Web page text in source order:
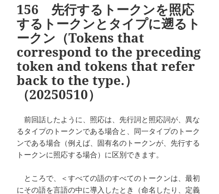
156 先行するトークンを照応
するトークンとタイプに遡るト
ークン（Tokens that
correspond to the preceding
token and tokens that refer
back to the type.）
（20250510）
前回話したように、照応は、先行詞と照応詞が、異な
るタイプのトークンである場合と、同一タイプのトーク
ンである場合（例えば、固有名のトークンが、先行する
トークンに照応する場合）に区別できます。
ところで、＜すべての語のすべてのトークンは、最初
にその語を言語の中に導入したとき（命名したり、定義